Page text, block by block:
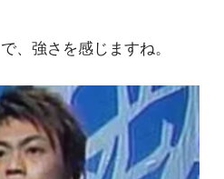
、強さを感じますね。